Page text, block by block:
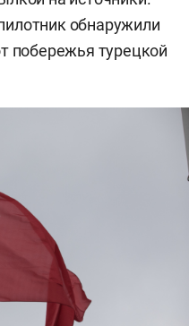
обнаружили
побережья турецкой